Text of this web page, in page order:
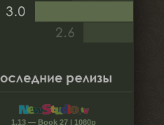
1.13 — Book 27 | 1080p